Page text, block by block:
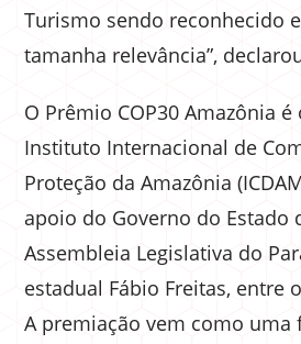
Turismo sendo reconhecido
tamanha relevância”,
O Prêmio COP30 Amazônia
Instituto Internacional de
Proteção da Amazônia
apoio do Governo do Estado
Assembleia Legislativa do
estadual Fábio Freitas, entre
A premiação vem como uma